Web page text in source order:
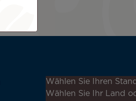
Melden Sie sich für
Newsletter an, um die
Wählen Sie Ihren
Wählen Sie Ihr Land